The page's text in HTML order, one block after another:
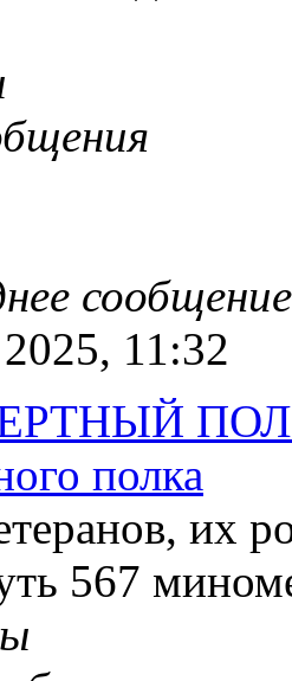
сообщение
11:32
ПОЛК
полка
их
567